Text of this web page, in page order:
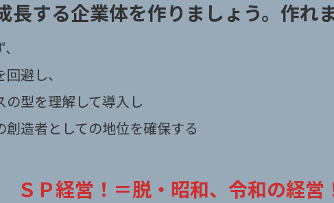
する企業体を作りましょう。作れ
避し、
の型を理解して導入し
造者としての地位を確保する
ＳＰ経営！＝脱・昭和、令和の経営